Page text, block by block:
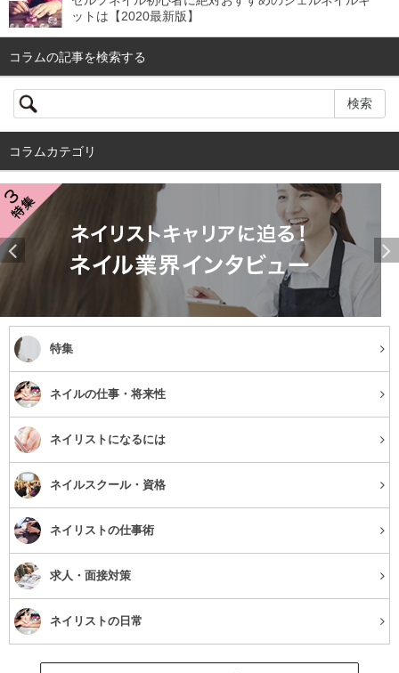
ットは【2020最新版】
コラムの記事を検索する
コラムカテゴリ
特集
ネイルの仕事・将来性
ネイリストになるには
ネイルスクール・資格
ネイリストの仕事術
求人・面接対策
ネイリストの日常